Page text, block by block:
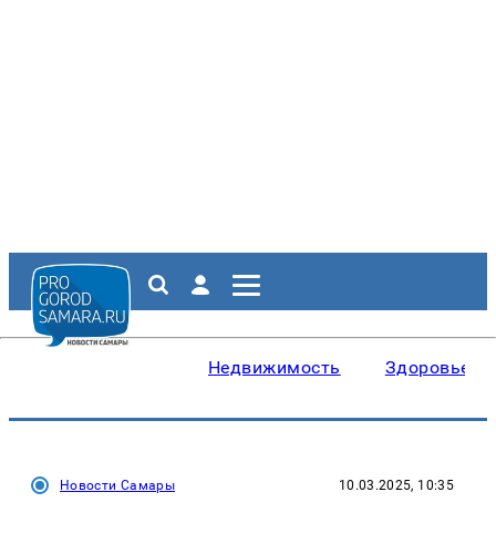
Недвижимость Здоровье
Новости Самары 10.03.2025, 10:35